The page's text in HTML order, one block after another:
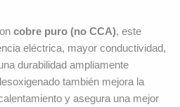
cobre puro (no CCA), este
eléctrica, mayor conductividad,
durabilidad ampliamente
también mejora la
y asegura una mejor